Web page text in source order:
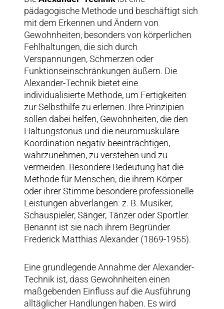
pädagogische Methode und beschäftigt sich
mit dem Erkennen und Ändern von
Gewohnheiten, besonders von körperlichen
Fehlhaltungen, die sich durch
Verspannungen, Schmerzen oder
Funktionseinschränkungen äußern. Die
Alexander-Technik bietet eine
individualisierte Methode, um Fertigkeiten
zur Selbsthilfe zu erlernen. Ihre Prinzipien
sollen dabei helfen, Gewohnheiten, die den
Haltungstonus und die neuromuskuläre
Koordination negativ beeinträchtigen,
wahrzunehmen, zu verstehen und zu
vermeiden. Besondere Bedeutung hat die
Methode für Menschen, die ihrem Körper
oder ihrer Stimme besondere professionelle
Leistungen abverlangen: z. B. Musiker,
Schauspieler, Sänger, Tänzer oder Sportler.
Benannt ist sie nach ihrem Begründer
Frederick Matthias Alexander (1869-1955).
Eine grundlegende Annahme der Alexander-
Technik ist, dass Gewohnheiten einen
maßgebenden Einfluss auf die Ausführung
alltäglicher Handlungen haben. Es wird